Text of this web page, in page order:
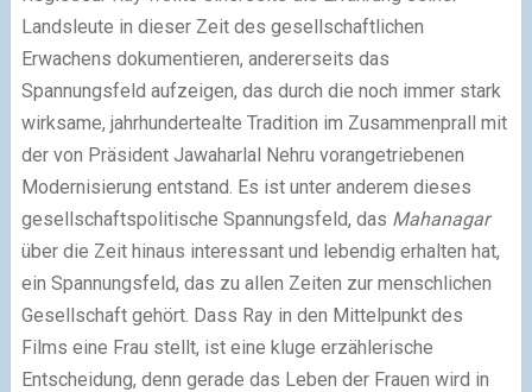
Landsleute in dieser Zeit des gesellschaftlichen
Erwachens dokumentieren, andererseits das
Spannungsfeld aufzeigen, das durch die noch immer stark
wirksame, jahrhundertealte Tradition im Zusammenprall mit
der von Präsident Jawaharlal Nehru vorangetriebenen
Modernisierung entstand. Es ist unter anderem dieses
gesellschaftspolitische Spannungsfeld, das Mahanagar
über die Zeit hinaus interessant und lebendig erhalten hat,
ein Spannungsfeld, das zu allen Zeiten zur menschlichen
Gesellschaft gehört. Dass Ray in den Mittelpunkt des
Films eine Frau stellt, ist eine kluge erzählerische
Entscheidung, denn gerade das Leben der Frauen wird in